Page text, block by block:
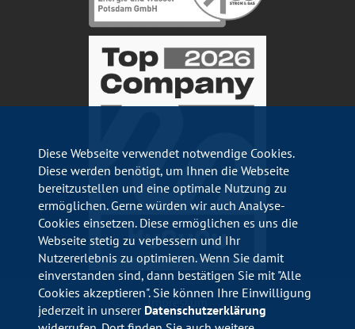
Impressum
Diese Webseite verwendet notwendige Cookies.
Diese werden benötigt, um Ihnen die Webseite
bereitzustellen und eine optimale Nutzung zu
ermöglichen. Gerne würden wir auch Analyse-
Cookies einsetzen. Diese ermöglichen es uns die
Webseite stetig zu verbessern und Ihr
Nutzererlebnis zu optimieren. Wenn Sie damit
einverstanden sind, dann bestätigen Sie mit "Alle
Cookies akzeptieren". Sie können Ihre Einwilligung
jederzeit in unserer Datenschutzerklärung